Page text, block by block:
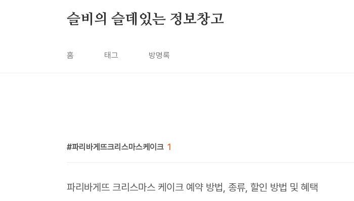
슬비의 슬데있는 정보창고
홈 태그 방명록
파리바게뜨크리스마스케이크 1
파리바게뜨 크리스마스 케이크 예약 방법, 종류, 할인 방법 및 혜택